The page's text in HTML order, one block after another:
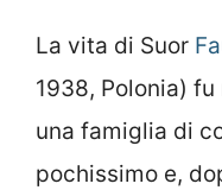
La vita di Suor
1938, Polonia)
una famiglia di
pochissimo e,